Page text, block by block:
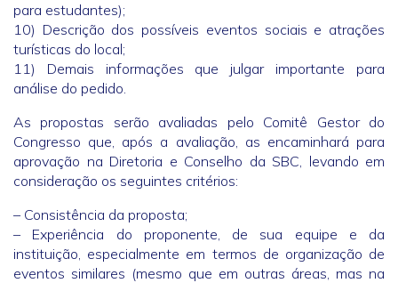
para estudantes);
10) Descrição dos possíveis eventos sociais e atrações
turísticas do local;
11) Demais informações que julgar importante para
análise do pedido.
As propostas serão avaliadas pelo Comitê Gestor do
Congresso que, após a avaliação, as encaminhará para
aprovação na Diretoria e Conselho da SBC, levando em
consideração os seguintes critérios:
– Consistência da proposta;
– Experiência do proponente, de sua equipe e da
instituição, especialmente em termos de organização de
eventos similares (mesmo que em outras áreas, mas na